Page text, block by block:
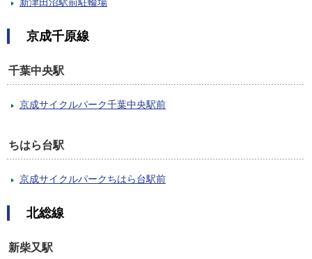
京成千原線
千葉中央駅
京成サイクルパーク千葉中央駅前
ちはら台駅
京成サイクルパークちはら台駅前
北総線
新柴又駅